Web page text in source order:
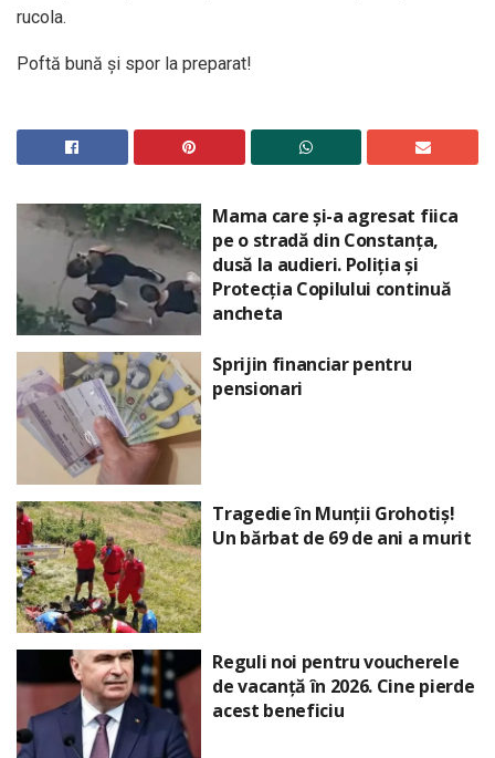
rucola.
Poftă bună și spor la preparat!
Mama care și-a agresat fiica
pe o stradă din Constanța,
dusă la audieri. Poliția și
Protecția Copilului continuă
ancheta
Sprijin financiar pentru
pensionari
Tragedie în Munții Grohotiș!
Un bărbat de 69 de ani a murit
Reguli noi pentru voucherele
de vacanță în 2026. Cine pierde
acest beneficiu